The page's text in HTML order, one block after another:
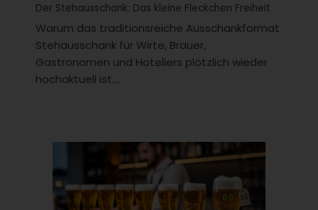
Der Stehausschank: Das kleine Fleckchen Freiheit
Warum das traditionsreiche Ausschankformat
Stehausschank für Wirte, Brauer,
Gastronomen und Hoteliers plötzlich wieder
hochaktuell ist....